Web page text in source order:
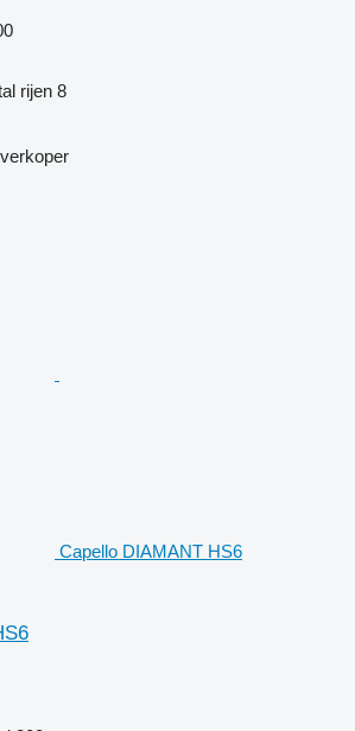
rijen 8
Capello DIAMANT HS6